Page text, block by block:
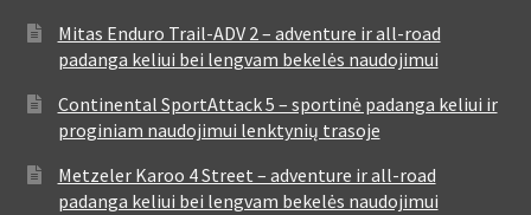
Mitas Enduro Trail-ADV 2 – adventure ir all-road
padanga keliui bei lengvam bekelės naudojimui
Continental SportAttack 5 – sportinė padanga keliui ir
proginiam naudojimui lenktynių trasoje
Metzeler Karoo 4 Street – adventure ir all-road
padanga keliui bei lengvam bekelės naudojimui